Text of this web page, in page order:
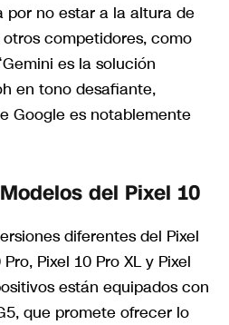
no estar a la altura de
competidores, como
es la solución
en tono desafiante,
Google es notablemente
del Pixel 10
diferentes del Pixel
Pixel 10 Pro XL y Pixel
están equipados con
que promete ofrecer lo